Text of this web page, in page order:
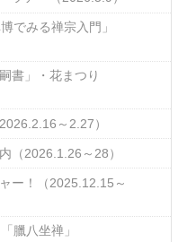
でみる禅宗入門」
書」・花まつり
～2.27）
（2026.1.26～28）
ー！（2025.12.15～
臘八坐禅」